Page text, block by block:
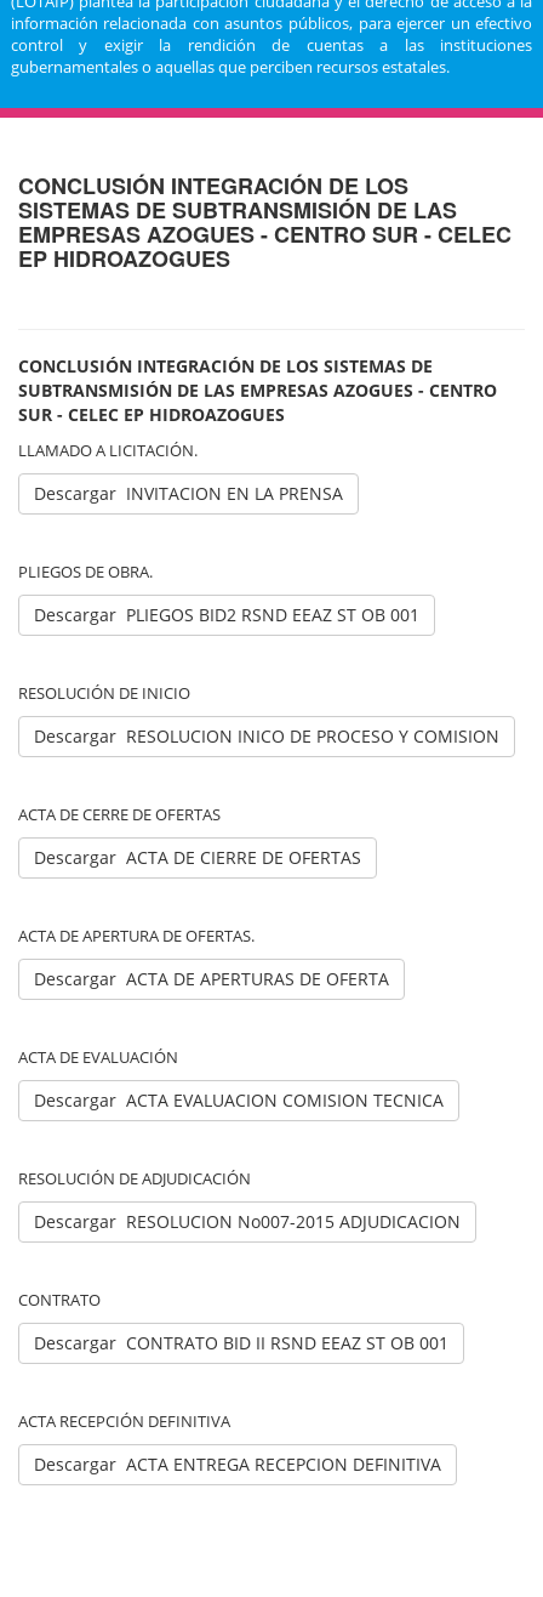
información relacionada con asuntos públicos, para ejercer un efectivo
control y exigir la rendición de cuentas a las instituciones
gubernamentales o aquellas que perciben recursos estatales.
CONCLUSIÓN INTEGRACIÓN DE LOS
SISTEMAS DE SUBTRANSMISIÓN DE LAS
EMPRESAS AZOGUES - CENTRO SUR - CELEC
EP HIDROAZOGUES
CONCLUSIÓN INTEGRACIÓN DE LOS SISTEMAS DE
SUBTRANSMISIÓN DE LAS EMPRESAS AZOGUES - CENTRO
SUR - CELEC EP HIDROAZOGUES
LLAMADO A LICITACIÓN.
Descargar INVITACION EN LA PRENSA
PLIEGOS DE OBRA.
Descargar PLIEGOS BID2 RSND EEAZ ST OB 001
RESOLUCIÓN DE INICIO
Descargar RESOLUCION INICO DE PROCESO Y COMISION
ACTA DE CERRE DE OFERTAS
Descargar ACTA DE CIERRE DE OFERTAS
ACTA DE APERTURA DE OFERTAS.
Descargar ACTA DE APERTURAS DE OFERTA
ACTA DE EVALUACIÓN
Descargar ACTA EVALUACION COMISION TECNICA
RESOLUCIÓN DE ADJUDICACIÓN
Descargar RESOLUCION No007-2015 ADJUDICACION
CONTRATO
Descargar CONTRATO BID II RSND EEAZ ST OB 001
ACTA RECEPCIÓN DEFINITIVA
Descargar ACTA ENTREGA RECEPCION DEFINITIVA